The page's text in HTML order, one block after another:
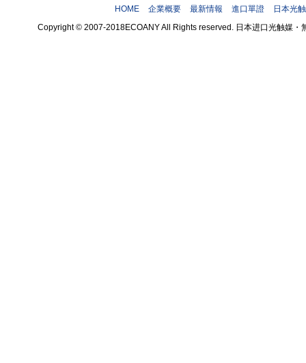
HOME 企業概要 最新情報 進口單證
日本光
Copyright © 2007-2018ECOANY All Rights reserved. 日本进口光触媒